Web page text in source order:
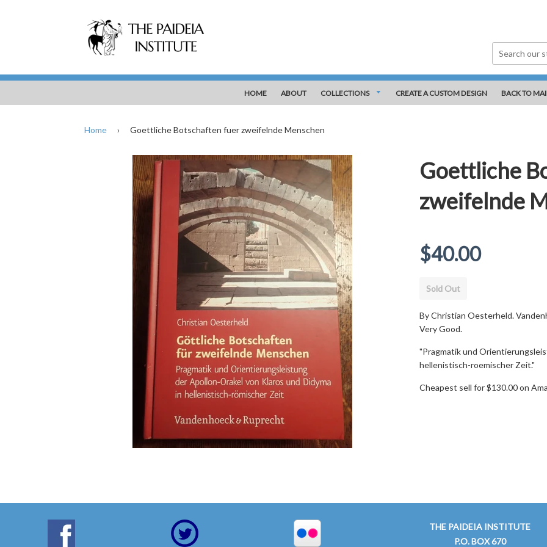
HOME ABOUT COLLECTIONS CREATE A CUSTOM DESIGN BACK TO
Home › Goettliche Botschaften fuer zweifelnde Menschen
Goettliche
zweifelnde
Regular
price
$40.00
Sold Out
By Christian Oesterheld.
Very Good.
"Pragmatik und
hellenistisch-roemischer Zeit."
Cheapest sell for $130.00 on
THE PAIDEIA INSTITUTE
P.O. BOX 670